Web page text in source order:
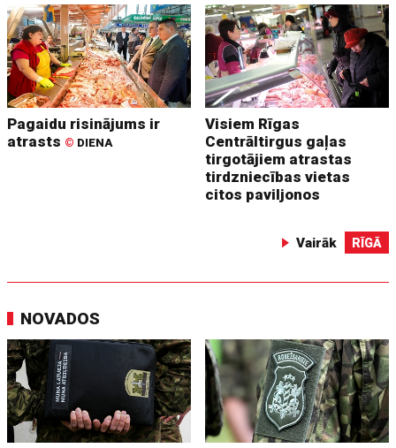
Pagaidu risinājums ir
atrasts © DIENA
Visiem Rīgas
Centrāltirgus gaļas
tirgotājiem atrastas
tirdzniecības vietas
citos paviljonos
Vairāk RĪGĀ
NOVADOS